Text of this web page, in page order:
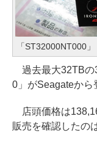
「ST32000NT000」
過去最大32TBの
0」がSeagateから
店頭価格は
販売を確認したの